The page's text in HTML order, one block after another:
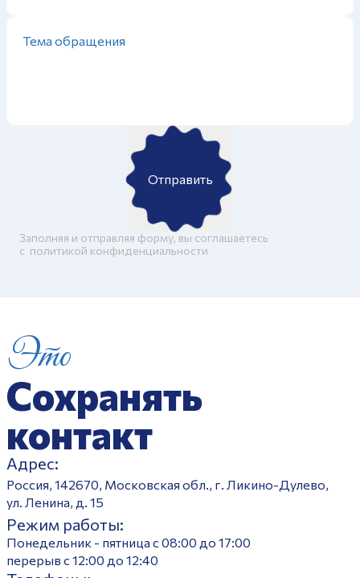
Отправить
Заполняя и отправляя форму, вы соглашаетесь
c политикой конфиденциальности
Это
Сохранять
контакт
Адрес:
Россия, 142670, Московская обл., г. Ликино-Дулево,
ул. Ленина, д. 15
Режим работы:
Понедельник - пятница с 08:00 до 17:00
перерыв с 12:00 до 12:40